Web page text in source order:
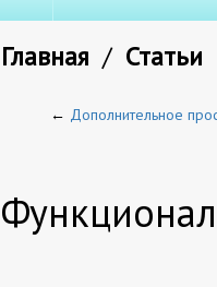
Главная / Статьи
← Дополнительное